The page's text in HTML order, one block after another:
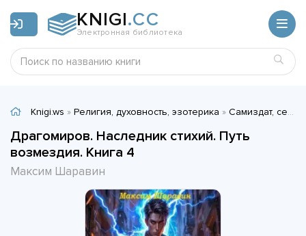
KNIGI.CC
Электронная библиотека
Knigi.ws » Религия, духовность, эзотерика » Самиздат, сетевая литература
Драгомиров. Наследник стихий. Путь
возмездия. Книга 4
Максим Шаравин